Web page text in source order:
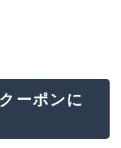
ーポンに